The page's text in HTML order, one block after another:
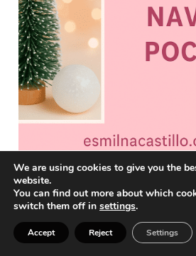
CÓMO DECORAR TU CASA EN
DINERO: IDEAS FÁCILES Y
We are using cookies to give you the
website.
You can find out more about which
switch them off in settings.
Accept Reject Settings